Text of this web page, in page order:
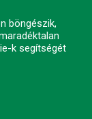
böngészik,
k segítségét